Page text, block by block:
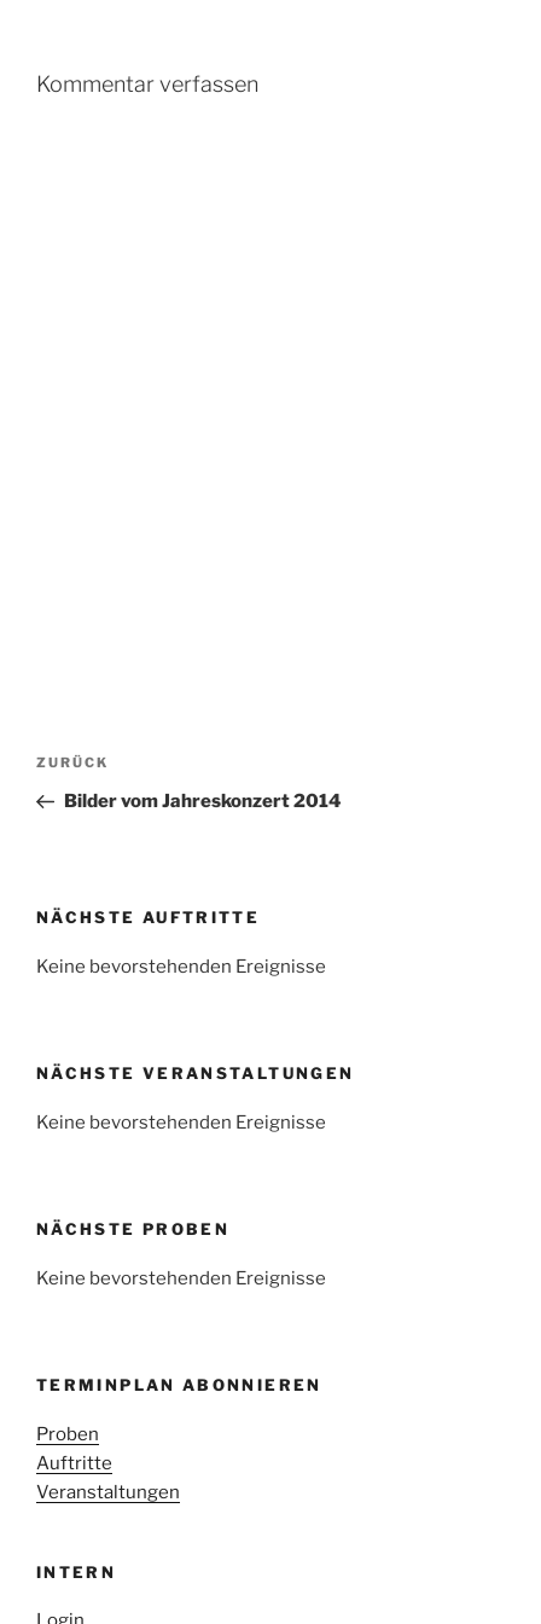
Kommentar verfassen
Beitragsnavigation
Vorheriger
Beitrag
ZURÜCK
Bilder vom Jahreskonzert 2014
NÄCHSTE AUFTRITTE
Keine bevorstehenden Ereignisse
NÄCHSTE VERANSTALTUNGEN
Keine bevorstehenden Ereignisse
NÄCHSTE PROBEN
Keine bevorstehenden Ereignisse
TERMINPLAN ABONNIEREN
Proben
Auftritte
Veranstaltungen
INTERN